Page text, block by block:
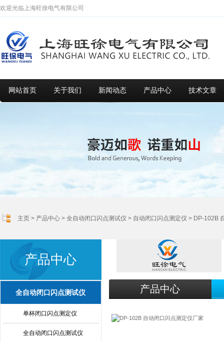
欢迎光临上海旺徐电气有限公司
网站首页 关于我们 新闻动态 产品中心 技术文章
主页 > 产品中心 > 全自动闭口闪点测试仪 > 自动闭口闪点测定仪 > DP-102B
产品中心
全自动闭口闪点测试仪
单杯闭口闪点测定仪
全自动闭口闪点测试仪
产品中心